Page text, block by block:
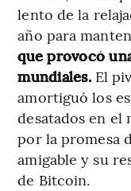
lento de la
año para
que provocó
mundiales.El
amortiguó los
desatados en el
por la promesa
amigable y su
de Bitcoin.